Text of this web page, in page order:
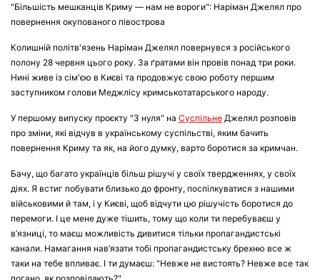
"Більшість мешканців Криму — нам не вороги": Наріман Джелял про
повернення окупованого півострова
Колишній політв'язень Наріман Джелял повернувся з російського
полону 28 червня цього року. За ґратами він провів понад три роки.
Нині живе із сім'єю в Києві та продовжує свою роботу першим
заступником голови Меджлісу кримськотатарського народу.
У першому випуску проєкту "З нуля" на Суспільне Джелял розповів
про зміни, які відчув в українському суспільстві, яким бачить
повернення Криму та як, на його думку, варто боротися за кримчан.
Бачу, що багато українців більш рішучі у своїх твердженнях, у своїх
діях. Я встиг побувати близько до фронту, поспілкуватися з нашими
військовими й там, і у Києві, щоб відчути цю рішучість боротися до
перемоги. І це мене дуже тішить, тому що коли ти перебуваєш у
в’язниці, то маєш можливість дивитися тільки пропагандистські
канали. Намагання нав’язати тобі пропагандистську брехню все ж
таки на тебе впливає. І ти думаєш: "Невже не вистоять? Невже все так